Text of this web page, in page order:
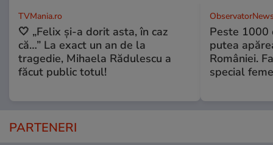
TVMania.ro
🤍 „Felix și-a dorit asta, în caz
că…” La exact un an de la
tragedie, Mihaela Rădulescu a
făcut public totul!
Peste 1000
putea
României.
special
PARTENERI